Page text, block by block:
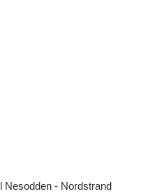
Nesodden - Nordstrand